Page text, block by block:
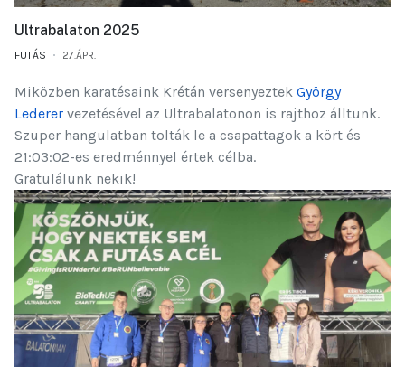
Ultrabalaton 2025
FUTÁS 27.ÁPR.
Miközben karatésaink Krétán versenyeztek György
Lederer vezetésével az Ultrabalatonon is rajthoz álltunk.
Szuper hangulatban tolták le a csapattagok a kört és
21:03:02-es eredménnyel értek célba.
Gratulálunk nekik!